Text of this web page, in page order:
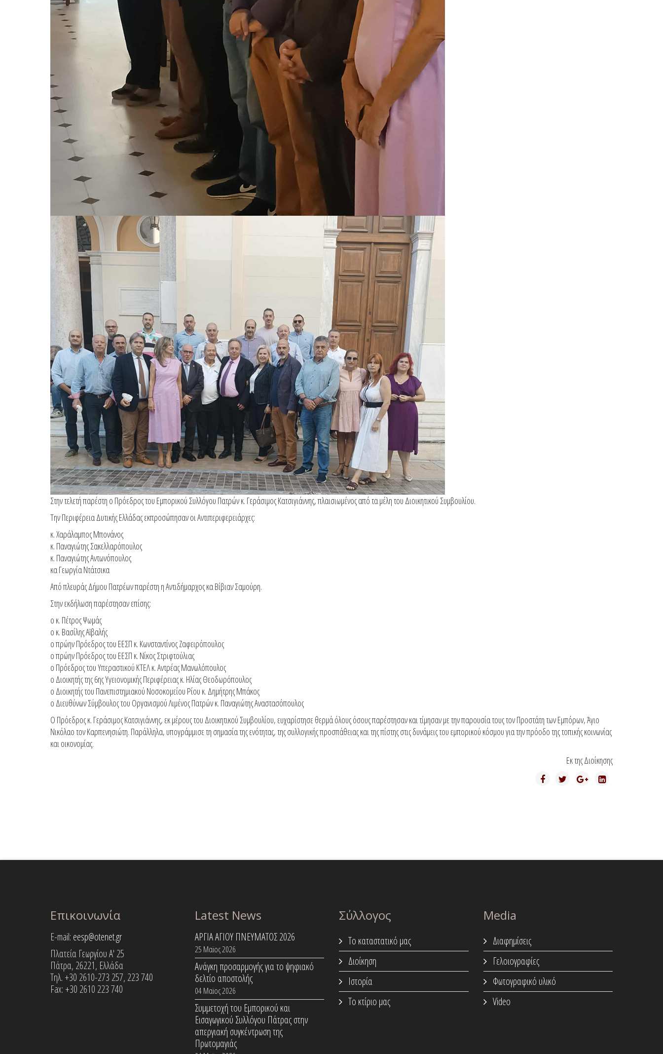
Στην τελετή παρέστη ο Πρόεδρος του Εμπορικού Συλλόγου Πατρών κ. Γεράσιμος Κατσιγιάννης, πλαισιωμένος από τα μέλη του Διοικητικού Συμβουλίου.
Την Περιφέρεια Δυτικής Ελλάδας εκπροσώπησαν οι Αντιπεριφερειάρχες:
κ. Χαράλαμπος Μπονάνος
κ. Παναγιώτης Σακελλαρόπουλος
κ. Παναγιώτης Αντωνόπουλος
κα Γεωργία Ντάτσικα
Από πλευράς Δήμου Πατρέων παρέστη η Αντιδήμαρχος κα Βίβιαν Σαμούρη.
Στην εκδήλωση παρέστησαν επίσης:
ο κ. Πέτρος Ψωμάς
ο κ. Βασίλης Αϊβαλής
ο πρώην Πρόεδρος του ΕΕΣΠ κ. Κωνσταντίνος Ζαφειρόπουλος
ο πρώην Πρόεδρος του ΕΕΣΠ κ. Νίκος Στριφτούλιας
ο Πρόεδρος του Υπεραστικού ΚΤΕΛ κ. Αντρέας Μανωλόπουλος
ο Διοικητής της 6ης Υγειονομικής Περιφέρειας κ. Ηλίας Θεοδωρόπουλος
ο Διοικητής του Πανεπιστημιακού Νοσοκομείου Ρίου κ. Δημήτρης Μπάκος
ο Διευθύνων Σύμβουλος του Οργανισμού Λιμένος Πατρών κ. Παναγιώτης Αναστασόπουλος
Ο Πρόεδρος κ. Γεράσιμος Κατσιγιάννης, εκ μέρους του Διοικητικού Συμβουλίου, ευχαρίστησε θερμά όλους όσους παρέστησαν και τίμησαν με την παρουσία τους τον Προστάτη των Εμπόρων, Άγιο
Νικόλαο τον Καρπενησιώτη. Παράλληλα, υπογράμμισε τη σημασία της ενότητας, της συλλογικής προσπάθειας και της πίστης στις δυνάμεις του εμπορικού κόσμου για την πρόοδο της τοπικής κοινωνίας
και οικονομίας.
Εκ της Διοίκησης
Επικοινωνία
E-mail: eesp@otenet.gr
Πλατεία Γεωργίου Α' 25
Πάτρα, 26221, Ελλάδα
Τηλ. +30 2610-273 257, 223 740
Fax: +30 2610 223 740
Latest News
ΑΡΓΙΑ ΑΓΙΟΥ ΠΝΕΥΜΑΤΟΣ 2026
25 Μαϊος 2026
Ανάγκη προσαρμογής για το ψηφιακό
δελτίο αποστολής
04 Μαϊος 2026
Συμμετοχή του Εμπορικού και
Εισαγωγικού Συλλόγου Πάτρας στην
απεργιακή συγκέντρωση της
Πρωτομαγιάς
Σύλλογος
Το καταστατικό μας
Διοίκηση
Ιστορία
Το κτίριο μας
Media
Διαφημίσεις
Γελοιογραφίες
Φωτογραφικό υλικό
Video